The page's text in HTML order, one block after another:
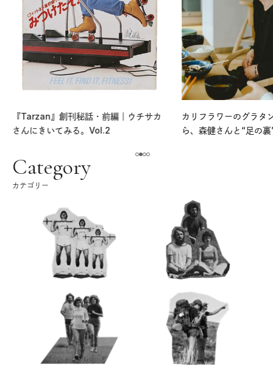
『Tarzan』創刊秘話・前編｜ウチサカ
さんにきいてみる。Vol.2
カリフラワーのグラタ
ら、森健さんと“足の
Category
カテゴリー